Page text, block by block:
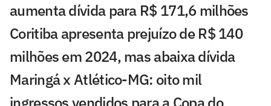
aumenta dívida para R$ 171,6 milhões
Coritiba apresenta prejuízo de R$ 140
milhões em 2024, mas abaixa dívida
Maringá x Atlético-MG: oito mil